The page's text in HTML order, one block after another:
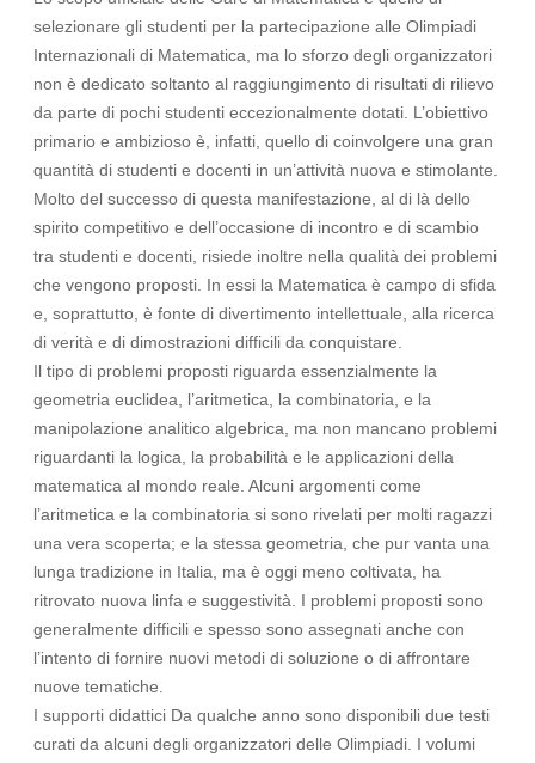
selezionare gli studenti per la partecipazione alle Olimpiadi
Internazionali di Matematica, ma lo sforzo degli organizzatori
non è dedicato soltanto al raggiungimento di risultati di rilievo
da parte di pochi studenti eccezionalmente dotati. L’obiettivo
primario e ambizioso è, infatti, quello di coinvolgere una gran
quantità di studenti e docenti in un’attività nuova e stimolante.
Molto del successo di questa manifestazione, al di là dello
spirito competitivo e dell’occasione di incontro e di scambio
tra studenti e docenti, risiede inoltre nella qualità dei problemi
che vengono proposti. In essi la Matematica è campo di sfida
e, soprattutto, è fonte di divertimento intellettuale, alla ricerca
di verità e di dimostrazioni difficili da conquistare.
Il tipo di problemi proposti riguarda essenzialmente la
geometria euclidea, l’aritmetica, la combinatoria, e la
manipolazione analitico algebrica, ma non mancano problemi
riguardanti la logica, la probabilità e le applicazioni della
matematica al mondo reale. Alcuni argomenti come
l’aritmetica e la combinatoria si sono rivelati per molti ragazzi
una vera scoperta; e la stessa geometria, che pur vanta una
lunga tradizione in Italia, ma è oggi meno coltivata, ha
ritrovato nuova linfa e suggestività. I problemi proposti sono
generalmente difficili e spesso sono assegnati anche con
l’intento di fornire nuovi metodi di soluzione o di affrontare
nuove tematiche.
I supporti didattici Da qualche anno sono disponibili due testi
curati da alcuni degli organizzatori delle Olimpiadi. I volumi